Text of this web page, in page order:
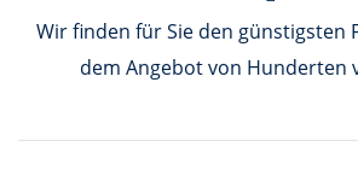
Wir finden für Sie den günstigsten
dem Angebot von Hunderten